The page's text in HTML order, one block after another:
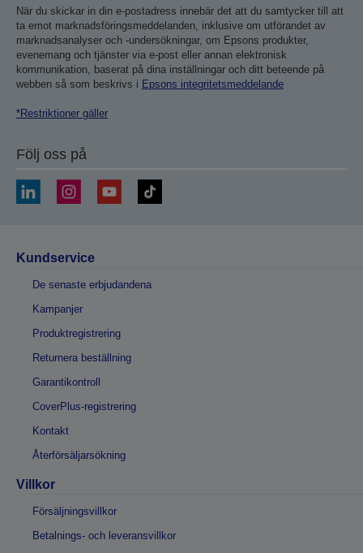
När du skickar in din e-postadress innebär det att du samtycker till att
ta emot marknadsföringsmeddelanden, inklusive om utförandet av
marknadsanalyser och -undersökningar, om Epsons produkter,
evenemang och tjänster via e-post eller annan elektronisk
kommunikation, baserat på dina inställningar och ditt beteende på
webben så som beskrivs i Epsons integritetsmeddelande
*Restriktioner gäller
Följ oss på
Kundservice
De senaste erbjudandena
Kampanjer
Produktregistrering
Returnera beställning
Garantikontroll
CoverPlus-registrering
Kontakt
Återförsäljarsökning
Villkor
Försäljningsvillkor
Betalnings- och leveransvillkor